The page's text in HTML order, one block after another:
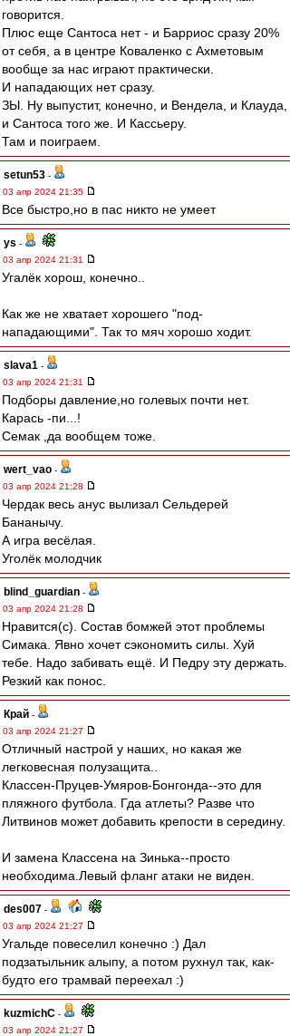
говорится.
Плюс еще Сантоса нет - и Барриос сразу 20%
от себя, а в центре Коваленко с Ахметовым
вообще за нас играют практически.
И нападающих нет сразу.
ЗЫ. Ну выпустит, конечно, и Вендела, и Клауда,
и Сантоса того же. И Кассьеру.
Там и поиграем.
setun53 -
03 апр 2024 21:35
Все быстро,но в пас никто не умеет
ys -
03 апр 2024 21:31
Угалёк хорош, конечно..
Как же не хватает хорошего "под-
нападающими". Так то мяч хорошо ходит.
slava1 -
03 апр 2024 21:31
Подборы давление,но голевых почти нет.
Карась -пи...!
Семак ,да вообщем тоже.
wert_vao -
03 апр 2024 21:28
Чердак весь анус вылизал Сельдерей
Бананычу.
А игра весёлая.
Уголёк молодчик
blind_guardian -
03 апр 2024 21:28
Нравится(с). Состав бомжей этот проблемы
Симака. Явно хочет сэкономить силы. Хуй
тебе. Надо забивать ещё. И Педру эту держать.
Резкий как понос.
Край -
03 апр 2024 21:27
Отличный настрой у наших, но какая же
легковесная полузащита..
Классен-Пруцев-Умяров-Бонгонда--это для
пляжного футбола. Гда атлеты? Разве что
Литвинов может добавить крепости в середину.
И замена Классена на Зинька--просто
необходима.Левый фланг атаки не виден.
des007 -
03 апр 2024 21:27
Угальде повеселил конечно :) Дал
подзатыльник алыпу, а потом рухнул так, как-
будто его трамвай переехал :)
kuzmichC -
03 апр 2024 21:27